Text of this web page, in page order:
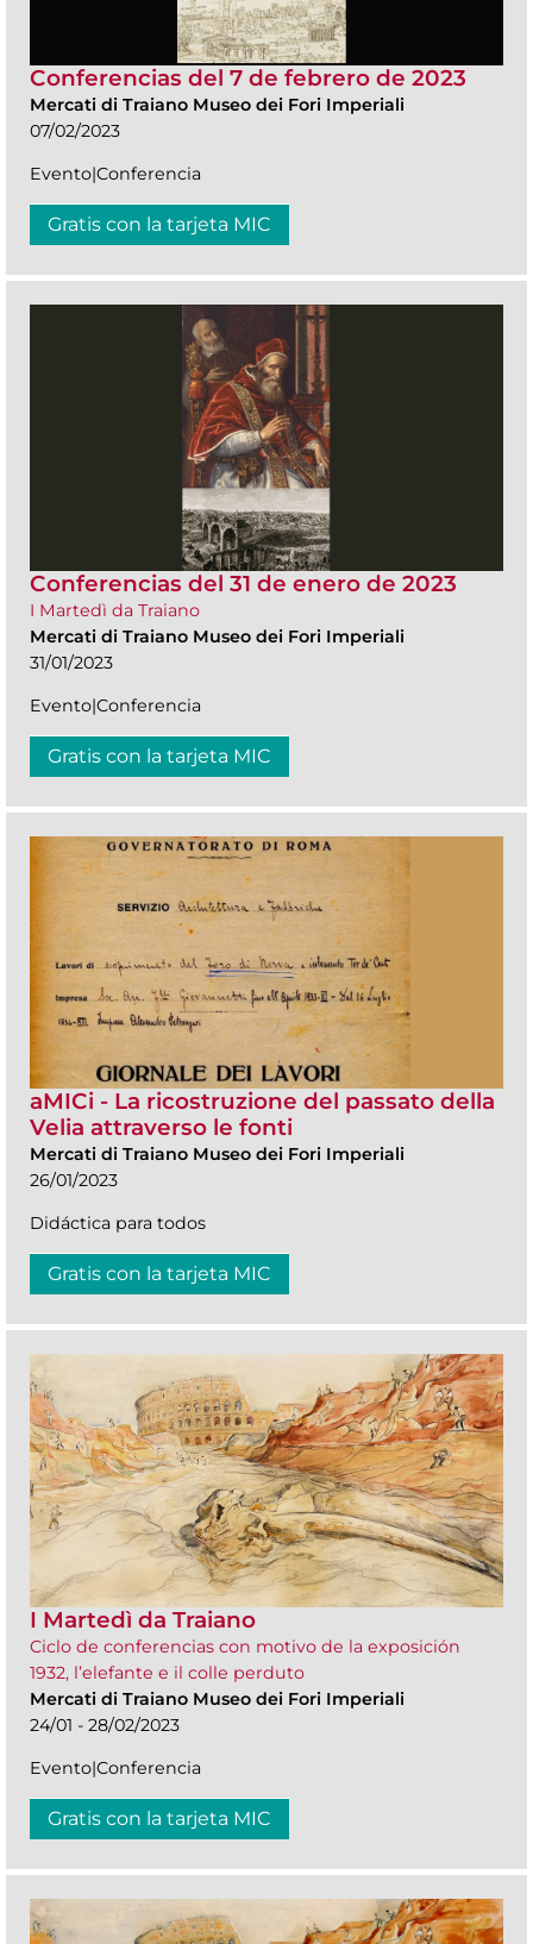
Conferencias del 7 de febrero de 2023
Mercati di Traiano Museo dei Fori Imperiali
07/02/2023
Evento|Conferencia
Gratis con la tarjeta MIC
Conferencias del 31 de enero de 2023
I Martedì da Traiano
Mercati di Traiano Museo dei Fori Imperiali
31/01/2023
Evento|Conferencia
Gratis con la tarjeta MIC
aMICi - La ricostruzione del passato della
Velia attraverso le fonti
Mercati di Traiano Museo dei Fori Imperiali
26/01/2023
Didáctica para todos
Gratis con la tarjeta MIC
I Martedì da Traiano
Ciclo de conferencias con motivo de la exposición
1932, l’elefante e il colle perduto
Mercati di Traiano Museo dei Fori Imperiali
24/01 - 28/02/2023
Evento|Conferencia
Gratis con la tarjeta MIC